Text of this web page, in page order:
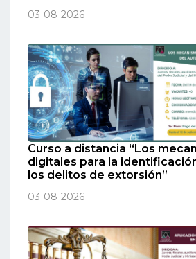
03-08-2026
Curso a distancia “Los
digitales para la
los delitos de extorsión”
03-08-2026